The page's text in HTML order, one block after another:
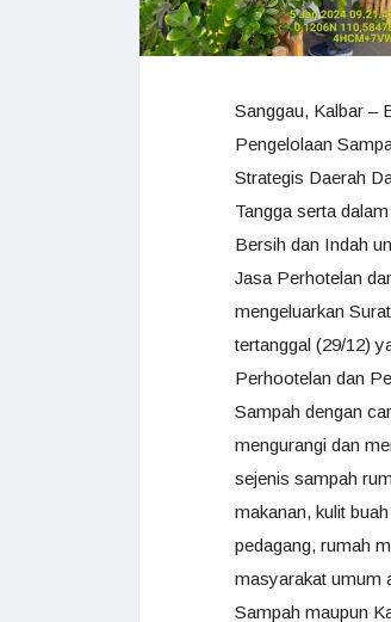
Sanggau, Kalbar –
Pengelolaan
Strategis Daerah
Tangga serta
Bersih dan Indah
Jasa Perhotelan
mengeluarkan
tertanggal (29/12)
Perhootelan dan
Sampah dengan
mengurangi dan
sejenis sampah
makanan, kulit
pedagang, rumah
masyarakat umum
Sampah maupun